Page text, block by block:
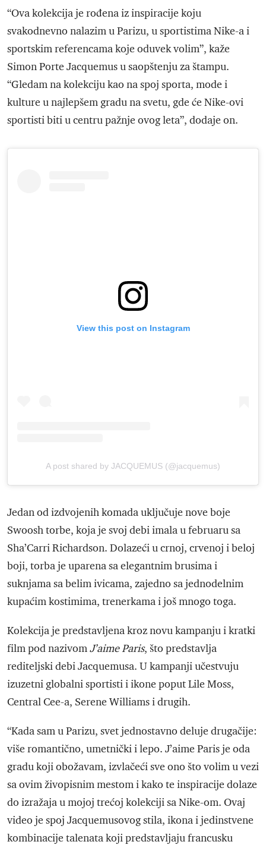
“Ova kolekcija je rođena iz inspiracije koju
svakodnevno nalazim u Parizu, u sportistima Nike-a i
sportskim referencama koje oduvek volim”, kaže
Simon Porte Jacquemus u saopštenju za štampu.
“Gledam na kolekciju kao na spoj sporta, mode i
kulture u najlepšem gradu na svetu, gde će Nike-ovi
sportisti biti u centru pažnje ovog leta”, dodaje on.
View this post on Instagram
A post shared by JACQUEMUS (@jacquemus)
Jedan od izdvojenih komada uključuje nove boje
Swoosh torbe, koja je svoj debi imala u februaru sa
Sha’Carri Richardson. Dolazeći u crnoj, crvenoj i beloj
boji, torba je uparena sa elegantnim brusima i
suknjama sa belim ivicama, zajedno sa jednodelnim
kupaćim kostimima, trenerkama i još mnogo toga.
Kolekcija je predstavljena kroz novu kampanju i kratki
film pod nazivomJ’aime Paris, što predstavlja
rediteljski debi Jacquemusa. U kampanji učestvuju
izuzetni globalni sportisti i ikone poput Lile Moss,
Central Cee-a, Serene Williams i drugih.
“Kada sam u Parizu, svet jednostavno deluje drugačije:
više romantično, umetnički i lepo. J’aime Paris je oda
gradu koji obožavam, izvlačeći sve ono što volim u vezi
sa ovim živopisnim mestom i kako te inspiracije dolaze
do izražaja u mojoj trećoj kolekciji sa Nike-om. Ovaj
video je spoj Jacquemusovog stila, ikona i jedinstvene
kombinacije talenata koji predstavljaju francusku